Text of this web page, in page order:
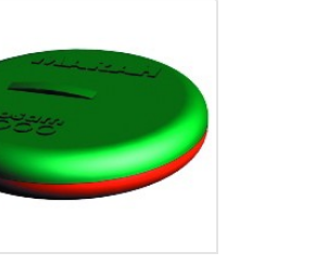
Cosam 8000
CHF31.00